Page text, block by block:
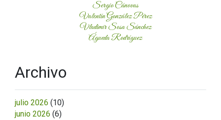
Sergio Cánovas
Valentín González Pérez
Vladimir Sosa Sánchez
Águeda Rodríguez
Archivo
julio 2026 (10)
junio 2026 (6)